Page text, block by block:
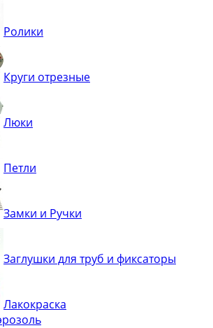
Ролики
Круги отрезные
Люки
Петли
Замки и Ручки
Заглушки для труб и фиксаторы
Лакокраска